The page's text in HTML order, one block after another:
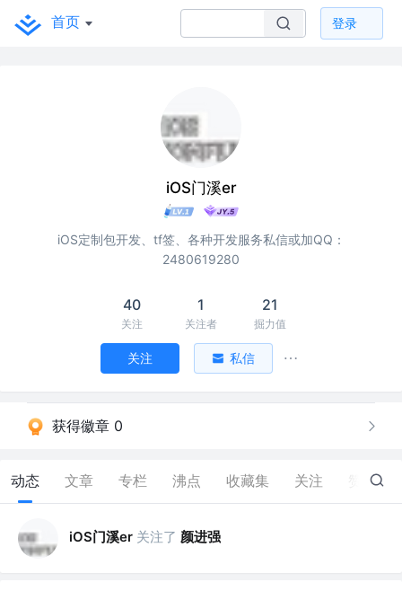
首页 登录
iOS门溪er
iOS定制包开发、tf签、各种开发服务私信或加QQ：
2480619280
40
关注
1
关注者
21
掘力值
关注 私信
获得徽章 0
动态 文章 专栏 沸点 收藏集 关注 15
iOS门溪er 关注了 颜进强